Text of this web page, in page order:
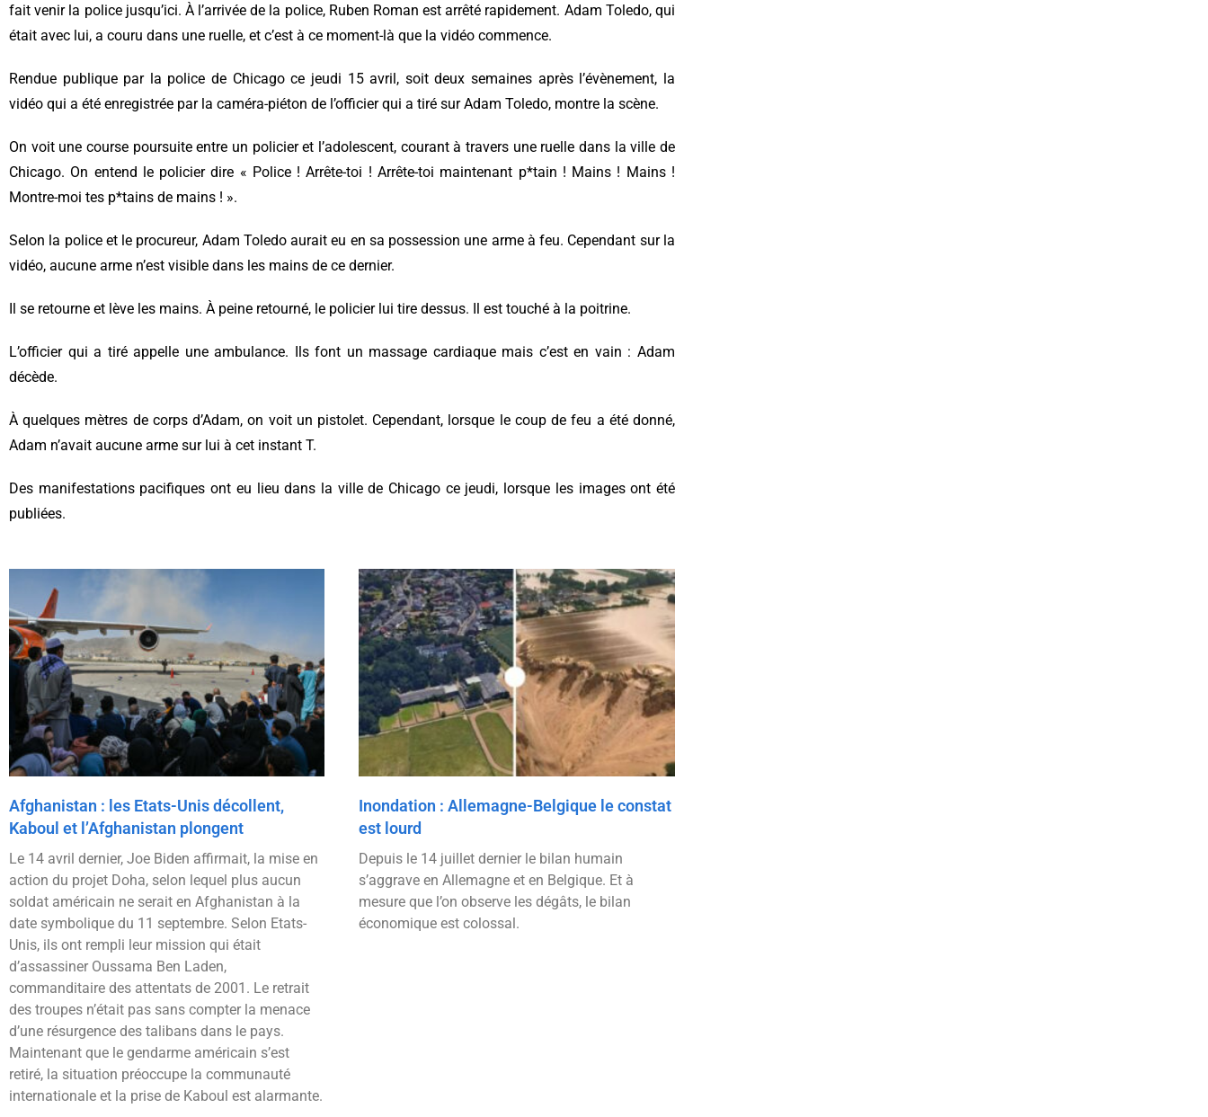
fait venir la police jusqu’ici. À l’arrivée de la police, Ruben Roman est arrêté rapidement. Adam Toledo, qui
était avec lui, a couru dans une ruelle, et c’est à ce moment­-là que la vidéo commence.
Rendue publique par la police de Chicago ce jeudi 15 avril, soit deux semaines après l’évènement, la
vidéo qui a été enregistrée par la caméra-piéton de l’officier qui a tiré sur Adam Toledo, montre la scène.
On voit une course poursuite entre un policier et l’adolescent, courant à travers une ruelle dans la ville de
Chicago. On entend le policier dire « Police ! Arrête-toi ! Arrête-toi maintenant p*tain ! Mains ! Mains !
Montre-moi tes p*tains de mains ! ».
Selon la police et le procureur, Adam Toledo aurait eu en sa possession une arme à feu. Cependant sur la
vidéo, aucune arme n’est visible dans les mains de ce dernier.
Il se retourne et lève les mains. À peine retourné, le policier lui tire dessus. Il est touché à la poitrine.
L’officier qui a tiré appelle une ambulance. Ils font un massage cardiaque mais c’est en vain : Adam
décède.
À quelques mètres de corps d’Adam, on voit un pistolet. Cependant, lorsque le coup de feu a été donné,
Adam n’avait aucune arme sur lui à cet instant T.
Des manifestations pacifiques ont eu lieu dans la ville de Chicago ce jeudi, lorsque les images ont été
publiées.
Afghanistan : les Etats-Unis décollent,
Kaboul et l’Afghanistan plongent
Le 14 avril dernier, Joe Biden affirmait, la mise en
action du projet Doha, selon lequel plus aucun
soldat américain ne serait en Afghanistan à la
date symbolique du 11 septembre. Selon Etats-
Unis, ils ont rempli leur mission qui était
d’assassiner Oussama Ben Laden,
commanditaire des attentats de 2001. Le retrait
des troupes n’était pas sans compter la menace
d’une résurgence des talibans dans le pays.
Maintenant que le gendarme américain s’est
retiré, la situation préoccupe la communauté
internationale et la prise de Kaboul est alarmante.
Inondation : Allemagne-Belgique le constat
est lourd
Depuis le 14 juillet dernier le bilan humain
s’aggrave en Allemagne et en Belgique. Et à
mesure que l’on observe les dégâts, le bilan
économique est colossal.